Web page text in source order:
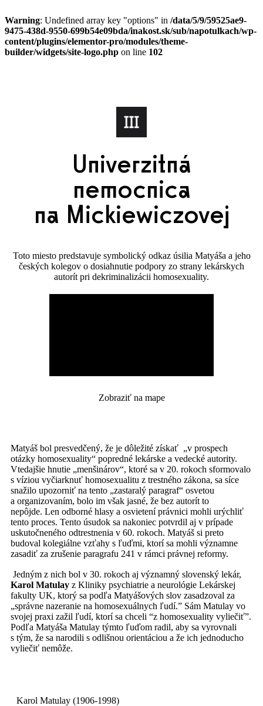
Warning: Undefined array key "options" in /data/5/9/59525ae9-
9475-438d-9550-699b54e09bda/inakost.sk/sub/napotulkach/wp-
content/plugins/elementor-pro/modules/theme-
builder/widgets/site-logo.php on line 102
Univerzitná
nemocnica
na Mickiewiczovej
Toto miesto predstavuje symbolický odkaz úsilia Matyáša a jeho
českých kolegov o dosiahnutie podpory zo strany lekárskych
autorít pri dekriminalizácii homosexuality.
Zobraziť na mape
Matyáš bol presvedčený, že je dôležité získať „v prospech
otázky homosexuality“ popredné lekárske a vedecké autority.
Vtedajšie hnutie „menšinárov“, ktoré sa v 20. rokoch sformovalo
s víziou vyčiarknuť homosexualitu z trestného zákona, sa síce
snažilo upozorniť na tento „zastaralý paragraf“ osvetou
a organizovaním, bolo im však jasné, že bez autorít to
nepôjde. Len odborné hlasy a osvietení právnici mohli urýchliť
tento proces. Tento úsudok sa nakoniec potvrdil aj v prípade
uskutočneného odtrestnenia v 60. rokoch. Matyáš si preto
budoval kolegiálne vzťahy s ľuďmi, ktorí sa mohli významne
zasadiť za zrušenie paragrafu 241 v rámci právnej reformy.
Jedným z nich bol v 30. rokoch aj významný slovenský lekár,
Karol Matulay z Kliniky psychiatrie a neurológie Lekárskej
fakulty UK, ktorý sa podľa Matyášových slov zasadzoval za
„správne nazeranie na homosexuálnych ľudí.” Sám Matulay vo
svojej praxi zažil ľudí, ktorí sa chceli “z homosexuality vyliečiť”.
Podľa Matyáša Matulay týmto ľuďom radil, aby sa vyrovnali
s tým, že sa narodili s odlišnou orientáciou a že ich jednoducho
vyliečiť nemôže.
Karol Matulay (1906-1998)